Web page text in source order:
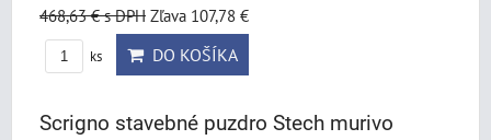
468,63 €s DPH Zľava 107,78 €
ks DO KOŠÍKA
Scrigno stavebné puzdro Stech murivo